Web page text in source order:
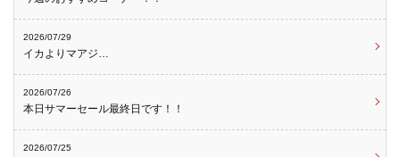
2026/07/29
イカよりマアジ…
2026/07/26
本日サマーセール最終日です！！
2026/07/25